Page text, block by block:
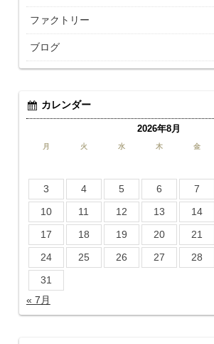
ファクトリー
ブログ
カレンダー
2026年8月
月 火 水 木 金
3
4 5 6 7
10
11 12 13 14
17
18 19 20 21
24
25 26 27 28
31
« 7月